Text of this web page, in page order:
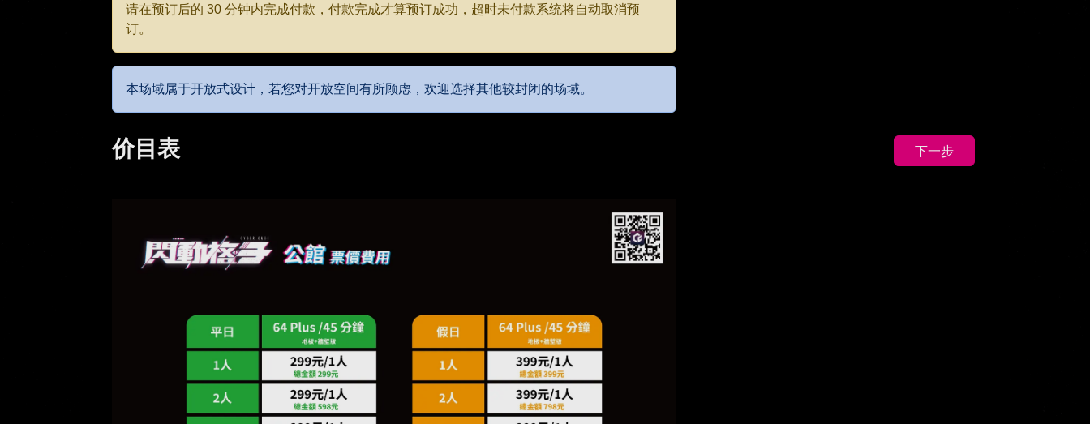
请在预订后的 30 分钟内完成付款，付款完成才算预订成功，超时未付款系统将自动取消预
订。
本场域属于开放式设计，若您对开放空间有所顾虑，欢迎选择其他较封闭的场域。
价目表 下一步